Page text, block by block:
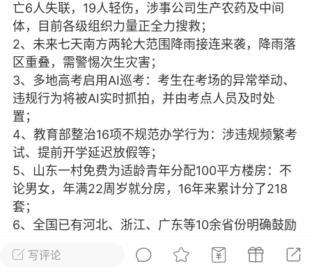
每次200金币 点击购买
师 小熊水光
爆汗熊
脂
卡卡动能素
建术
DRYY面膜 微晶溶斑术
爆款平台 Lv.8 靓号
加盟商
26 23:18
电脑端 美业资讯
闪充小白罐
本/双效闪充，养出紧致小白脸！一、项
充小白罐 = 闪充大白肌（仪器）× 草本
产品）×极光嫩肤啫喱（产品）这是一套
护...写评论
亡6人失联，19人轻伤，涉事公司生产农药及中间
体，目前各级组织力量正全力搜救；
2、未来七天南方两轮大范围降雨接连来袭，降雨落
区重叠，需警惕次生灾害；
3、多地高考启用AI巡考：考生在考场的异常举动、
违规行为将被AI实时抓拍，并由考点人员及时处
置；
4、教育部整治16项不规范办学行为：涉违规频繁考
试、提前开学延迟放假等；
5、山东一村免费为适龄青年分配100平方楼房：不
论男女，年满22周岁就分房，16年来累计分了218
套；
6、全国已有河北、浙江、广东等10余省份明确鼓励
实行2.5天休假，专家称避免一刀切，媒体评：鼓励
先行先试；